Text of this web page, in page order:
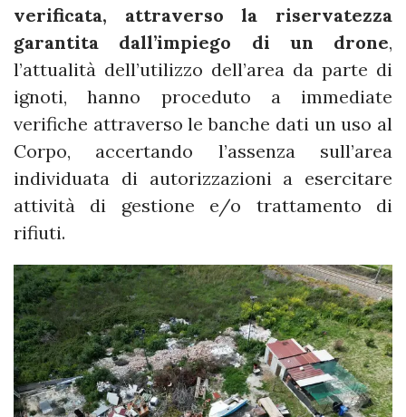
verificata, attraverso la riservatezza
garantita dall’impiego di un drone,
l’attualità dell’utilizzo dell’area da parte di
ignoti, hanno proceduto a immediate
verifiche attraverso le banche dati un uso al
Corpo, accertando l’assenza sull’area
individuata di autorizzazioni a esercitare
attività di gestione e/o trattamento di
rifiuti.